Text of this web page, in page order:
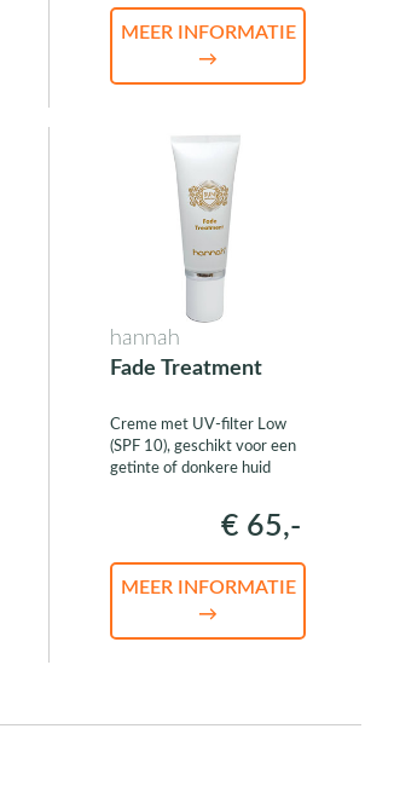
MEER INFORMATIE
→
hannah
Fade Treatment
Creme met UV-filter Low
(SPF 10), geschikt voor een
getinte of donkere huid
€ 65,-
MEER INFORMATIE
→